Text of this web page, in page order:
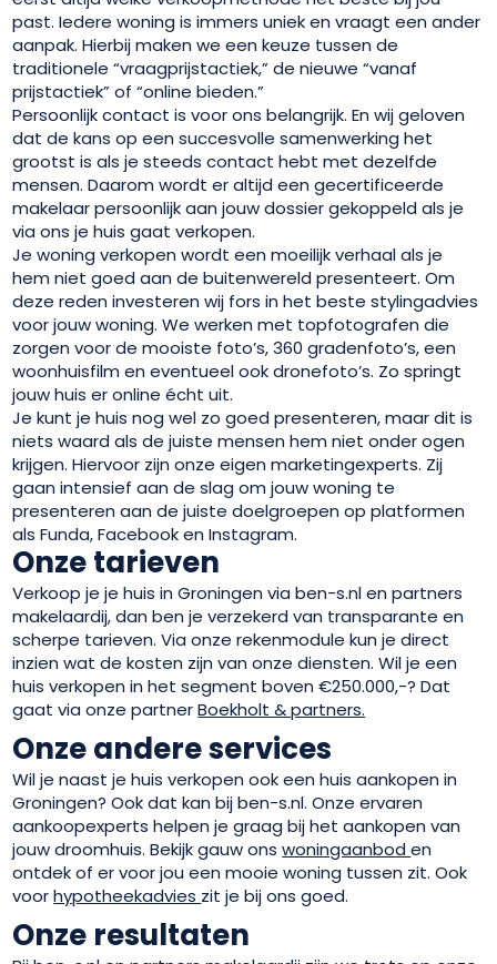
past. Iedere woning is immers uniek en vraagt een ander
aanpak. Hierbij maken we een keuze tussen de
traditionele “vraagprijstactiek,” de nieuwe “vanaf
prijstactiek” of “online bieden.”
Persoonlijk contact is voor ons belangrijk. En wij geloven
dat de kans op een succesvolle samenwerking het
grootst is als je steeds contact hebt met dezelfde
mensen. Daarom wordt er altijd een gecertificeerde
makelaar persoonlijk aan jouw dossier gekoppeld als je
via ons je huis gaat verkopen.
Je woning verkopen wordt een moeilijk verhaal als je
hem niet goed aan de buitenwereld presenteert. Om
deze reden investeren wij fors in het beste stylingadvies
voor jouw woning. We werken met topfotografen die
zorgen voor de mooiste foto’s, 360 gradenfoto’s, een
woonhuisfilm en eventueel ook dronefoto’s. Zo springt
jouw huis er online écht uit.
Je kunt je huis nog wel zo goed presenteren, maar dit is
niets waard als de juiste mensen hem niet onder ogen
krijgen. Hiervoor zijn onze eigen marketingexperts. Zij
gaan intensief aan de slag om jouw woning te
presenteren aan de juiste doelgroepen op platformen
als Funda, Facebook en Instagram.
Onze tarieven
Verkoop je je huis in Groningen via ben-s.nl en partners
makelaardij, dan ben je verzekerd van transparante en
scherpe tarieven. Via onze rekenmodule kun je direct
inzien wat de kosten zijn van onze diensten. Wil je een
huis verkopen in het segment boven €250.000,-? Dat
gaat via onze partnerBoekholt & partners.
Onze andere services
Wil je naast je huis verkopen ook een huis aankopen in
Groningen? Ook dat kan bij ben-s.nl. Onze ervaren
aankoopexperts helpen je graag bij het aankopen van
jouw droomhuis. Bekijk gauw onswoningaanboden
ontdek of er voor jou een mooie woning tussen zit. Ook
voorhypotheekadvies zit je bij ons goed.
Onze resultaten